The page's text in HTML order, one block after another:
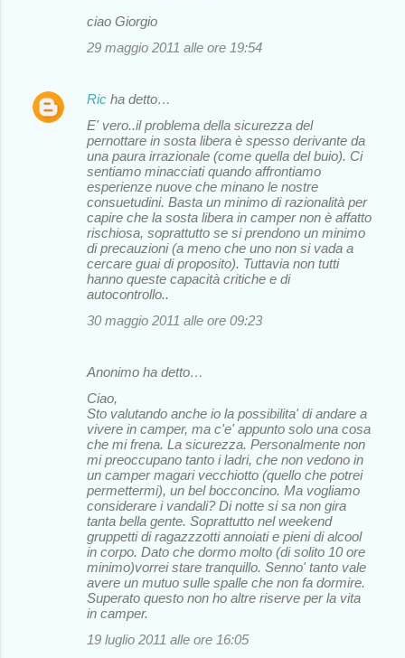
ciao Giorgio
29 maggio 2011 alle ore 19:54
Ric ha detto…
E' vero..il problema della sicurezza del
pernottare in sosta libera è spesso derivante da
una paura irrazionale (come quella del buio). Ci
sentiamo minacciati quando affrontiamo
esperienze nuove che minano le nostre
consuetudini. Basta un minimo di razionalità per
capire che la sosta libera in camper non è affatto
rischiosa, soprattutto se si prendono un minimo
di precauzioni (a meno che uno non si vada a
cercare guai di proposito). Tuttavia non tutti
hanno queste capacità critiche e di
autocontrollo..
30 maggio 2011 alle ore 09:23
Anonimo ha detto…
Ciao,
Sto valutando anche io la possibilita' di andare a
vivere in camper, ma c'e' appunto solo una cosa
che mi frena. La sicurezza. Personalmente non
mi preoccupano tanto i ladri, che non vedono in
un camper magari vecchiotto (quello che potrei
permettermi), un bel bocconcino. Ma vogliamo
considerare i vandali? Di notte si sa non gira
tanta bella gente. Soprattutto nel weekend
gruppetti di ragazzzotti annoiati e pieni di alcool
in corpo. Dato che dormo molto (di solito 10 ore
minimo)vorrei stare tranquillo. Senno' tanto vale
avere un mutuo sulle spalle che non fa dormire.
Superato questo non ho altre riserve per la vita
in camper.
19 luglio 2011 alle ore 16:05